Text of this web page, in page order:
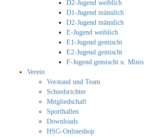
D2-Jugend weiblich
D1-Jugend männlich
D2-Jugend männlich
E-Jugend weiblich
E1-Jugend gemischt
E2-Jugend gemischt
F-Jugend gemischt u. Minis
Verein
Vorstand und Team
Schiedsrichter
Mitgliedschaft
Sporthallen
Downloads
HSG-Onlineshop